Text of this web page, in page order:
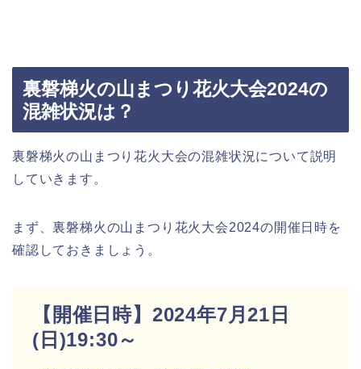
裏磐梯火の山まつり花火大会2024の
混雑状況は？
裏磐梯火の山まつり花火大会の混雑状況について説明
していきます。
まず、裏磐梯火の山まつり花火大会2024の開催日時を
確認しておきましょう。
【開催日時】2024年7月21日
(日)19:30～